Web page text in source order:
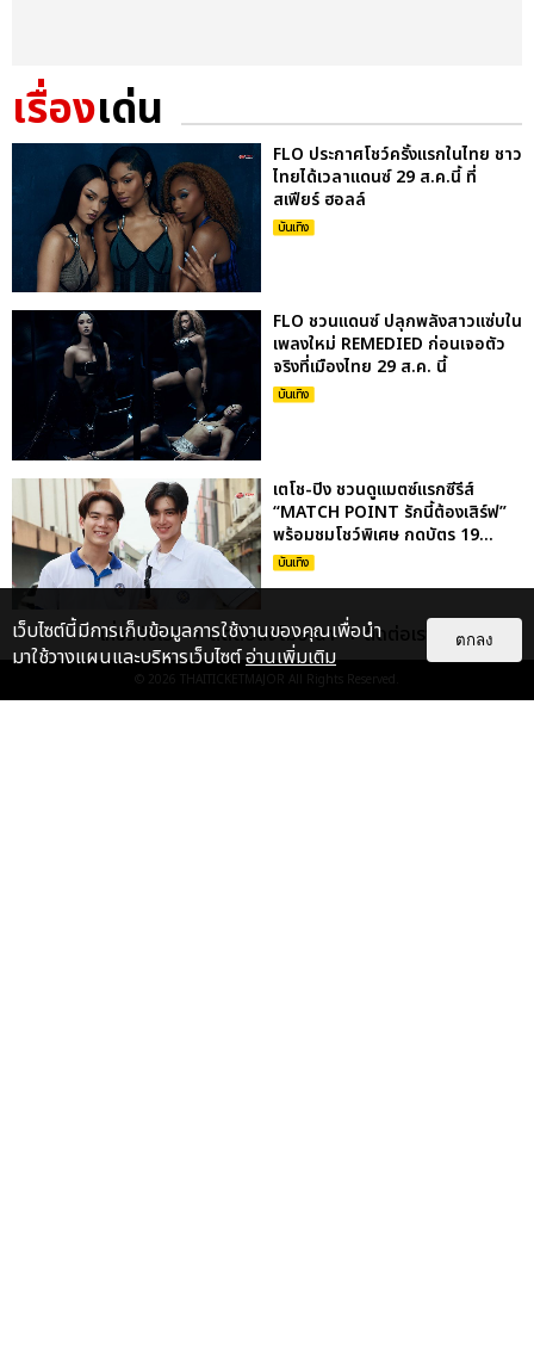
เรื่องเด่น
FLO ประกาศโชว์ครั้งแรกในไทย ชาว
ไทยได้เวลาแดนซ์ 29 ส.ค.นี้ ที่
สเฟียร์ ฮอลล์
บันเทิง
FLO ชวนแดนซ์ ปลุกพลังสาวแซ่บใน
เพลงใหม่ REMEDIED ก่อนเจอตัว
จริงที่เมืองไทย 29 ส.ค. นี้
บันเทิง
เตโช-ปิง ชวนดูแมตซ์แรกซีรีส์
“MATCH POINT รักนี้ต้องเสิร์ฟ”
พร้อมชมโชว์พิเศษ กดบัตร 19...
บันเทิง
เก็บตกภาพ NATORI กลับมาครั้งนี้
ยิ่งใหญ่กว่าเดิม ระเบิดความมันส์สุด
เร้าใจใน NATORI ONE-...
เกี่ยวกับเรา ติดต่อลงโฆษณา ติดต่อเรา
© 2026 THAITICKETMAJOR All Rights Reserved.
เว็บไซต์นี้มีการเก็บข้อมูลการใช้งานของคุณเพื่อนำ
มาใช้วางแผนและบริหารเว็บไซต์อ่านเพิ่มเติม
ตกลง